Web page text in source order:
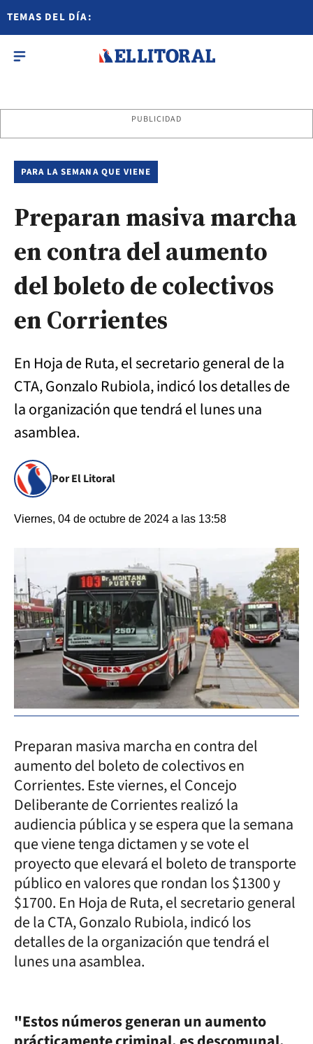
TEMAS DEL DÍA:
PUBLICIDAD
PARA LA SEMANA QUE VIENE
Preparan masiva marcha
en contra del aumento
del boleto de colectivos
en Corrientes
En Hoja de Ruta, el secretario general de la
CTA, Gonzalo Rubiola, indicó los detalles de
la organización que tendrá el lunes una
asamblea.
Por El Litoral
Viernes, 04 de octubre de 2024 a las 13:58
Preparan masiva marcha en contra del
aumento del boleto de colectivos en
Corrientes. Este viernes, el Concejo
Deliberante de Corrientes realizó la
audiencia pública y se espera que la semana
que viene tenga dictamen y se vote el
proyecto que elevará el boleto de transporte
público en valores que rondan los $1300 y
$1700. En Hoja de Ruta, el secretario general
de la CTA, Gonzalo Rubiola, indicó los
detalles de la organización que tendrá el
lunes una asamblea.
"Estos números generan un aumento